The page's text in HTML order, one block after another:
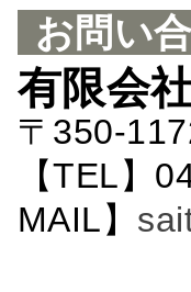
お問い
有限会
〒350-
【TEL
MAIL】